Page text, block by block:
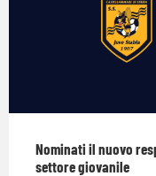
Nominati il nuovo
settore giovanile